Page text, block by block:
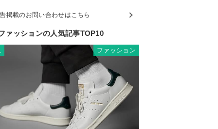
掲載のお問い合わせはこちら
ァッションの人気記事TOP10
ファッション